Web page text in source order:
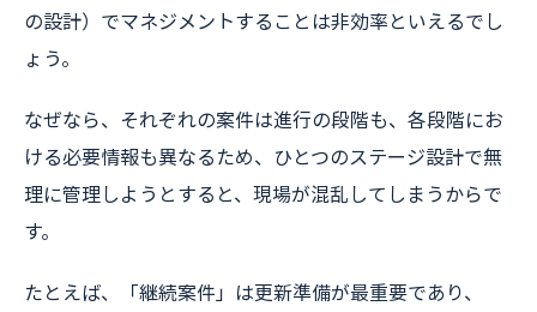
の設計）でマネジメントすることは非効率といえるでし
ょう。
なぜなら、それぞれの案件は進行の段階も、各段階にお
ける必要情報も異なるため、ひとつのステージ設計で無
理に管理しようとすると、現場が混乱してしまうからで
す。
たとえば、「継続案件」は更新準備が最重要であり、